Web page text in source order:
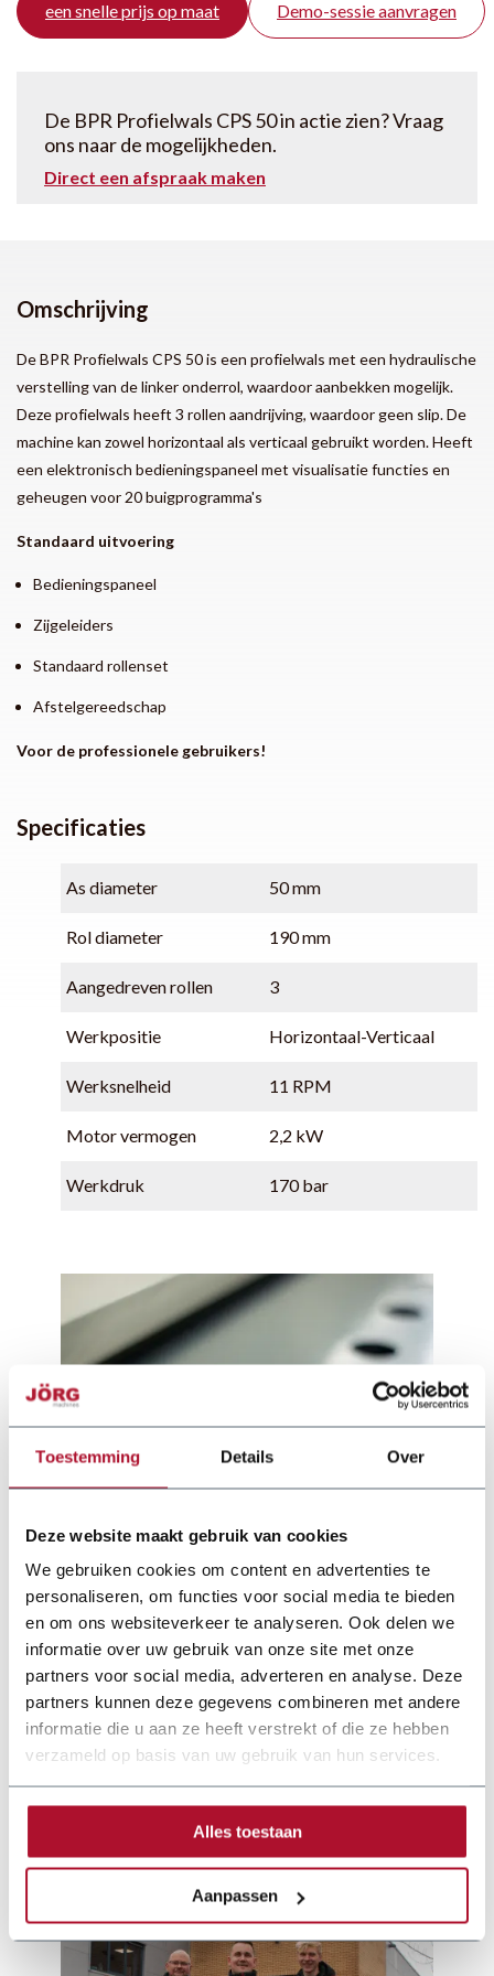
Toestemming Details Over
Deze website maakt gebruik van cookies
We gebruiken cookies om content en advertenties te
personaliseren, om functies voor social media te bieden
en om ons websiteverkeer te analyseren. Ook delen we
informatie over uw gebruik van onze site met onze
partners voor social media, adverteren en analyse. Deze
partners kunnen deze gegevens combineren met andere
informatie die u aan ze heeft verstrekt of die ze hebben
verzameld op basis van uw gebruik van hun services.
Alles toestaan
Aanpassen
een snelle prijs op maat Demo-sessie aanvragen
De BPR Profielwals CPS 50 in actie zien? Vraag
ons naar de mogelijkheden.
Direct een afspraak maken
Omschrijving
De BPR Profielwals CPS 50 is een profielwals met een hydraulische
verstelling van de linker onderrol, waardoor aanbekken mogelijk.
Deze profielwals heeft 3 rollen aandrijving, waardoor geen slip. De
machine kan zowel horizontaal als verticaal gebruikt worden. Heeft
een elektronisch bedieningspaneel met visualisatie functies en
geheugen voor 20 buigprogramma's
Standaard uitvoering
Bedieningspaneel
Zijgeleiders
Standaard rollenset
Afstelgereedschap
Voor de professionele gebruikers!
Specificaties
As diameter 50 mm
Rol diameter 190 mm
Aangedreven rollen 3
Werkpositie Horizontaal-Verticaal
Werksnelheid 11 RPM
Motor vermogen 2,2 kW
Werkdruk 170 bar
Documentatie